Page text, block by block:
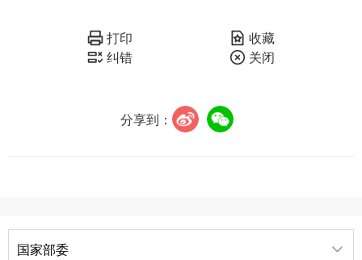
打印
收藏
纠错
关闭
分享到：
国家部委